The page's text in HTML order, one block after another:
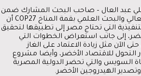
عبد العال – صاحب البحث المشارك ضمن
فعاليات وزارة التعليم العالي والبحث العلمي بقمة المناخ COP27 أن
التي تحتاج مصر إلى تطبيقها لتحقيق
إلى جانب استعراض الخطوات التي
الآن مثل زيادة الاعتماد على الغاز
التحول للاقتصاد الأخضر، وأيضا مشروع
السويس والتي تحضر الدولية المصرية
الهيدروجين الأخضر.